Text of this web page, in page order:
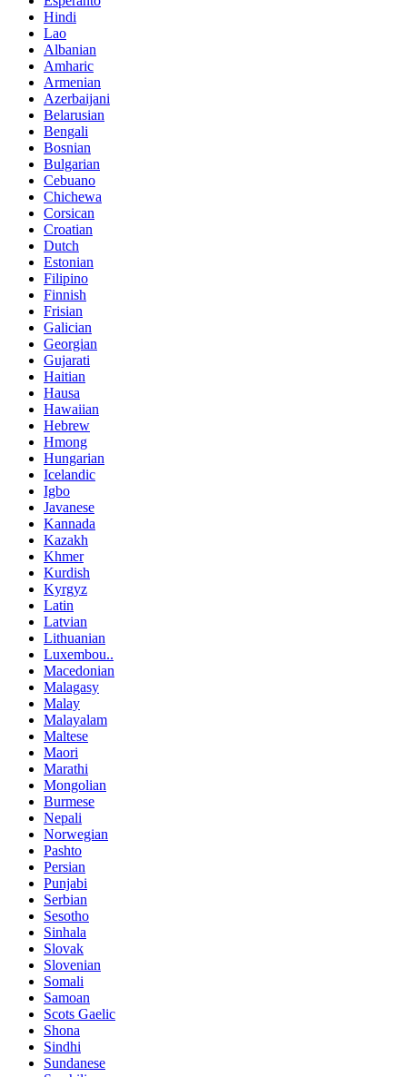
Hindi
Lao
Albanian
Amharic
Armenian
Azerbaijani
Belarusian
Bengali
Bosnian
Bulgarian
Cebuano
Chichewa
Corsican
Croatian
Dutch
Estonian
Filipino
Finnish
Frisian
Galician
Georgian
Gujarati
Haitian
Hausa
Hawaiian
Hebrew
Hmong
Hungarian
Icelandic
Igbo
Javanese
Kannada
Kazakh
Khmer
Kurdish
Kyrgyz
Latin
Latvian
Lithuanian
Luxembou..
Macedonian
Malagasy
Malay
Malayalam
Maltese
Maori
Marathi
Mongolian
Burmese
Nepali
Norwegian
Pashto
Persian
Punjabi
Serbian
Sesotho
Sinhala
Slovak
Slovenian
Somali
Samoan
Scots Gaelic
Shona
Sindhi
Sundanese